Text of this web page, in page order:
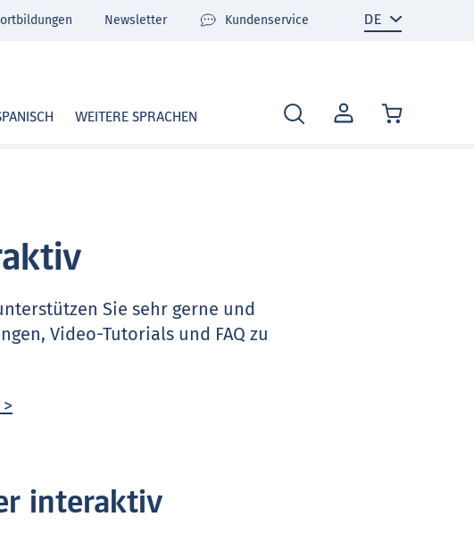
MEIN
KONTO
WEITERE SPRACHEN
Newsletter Kundenservice
Sie sehr gerne und
Video-Tutorials und FAQ zu
interaktiv